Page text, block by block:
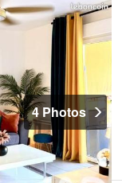
4 Photos